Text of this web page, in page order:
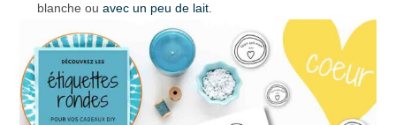
blanche ouavec un peu de lait.